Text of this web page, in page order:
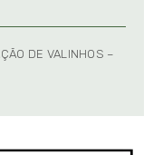
DE VALINHOS –